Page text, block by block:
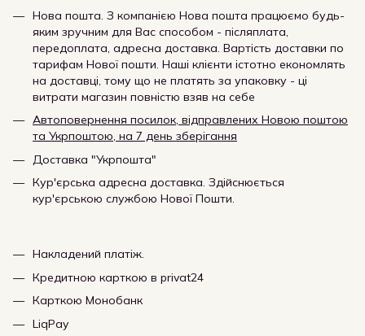
Нова пошта. З компанією Нова пошта працюємо будь-
яким зручним для Вас способом - післяплата,
передоплата, адресна доставка. Вартість доставки по
тарифам Нової пошти. Наші клієнти істотно економлять
на доставці, тому що не платять за упаковку - ці
витрати магазин повністю взяв на себе
Автоповернення посилок, відправлених Новою поштою
та Укрпоштою, на 7 день зберігання
Доставка "Укрпошта"
Кур'єрська адресна доставка. Здійснюється
кур'єрською службою Нової Пошти.
Накладений платіж.
Кредитною карткою в privat24
Карткою Монобанк
LiqPay